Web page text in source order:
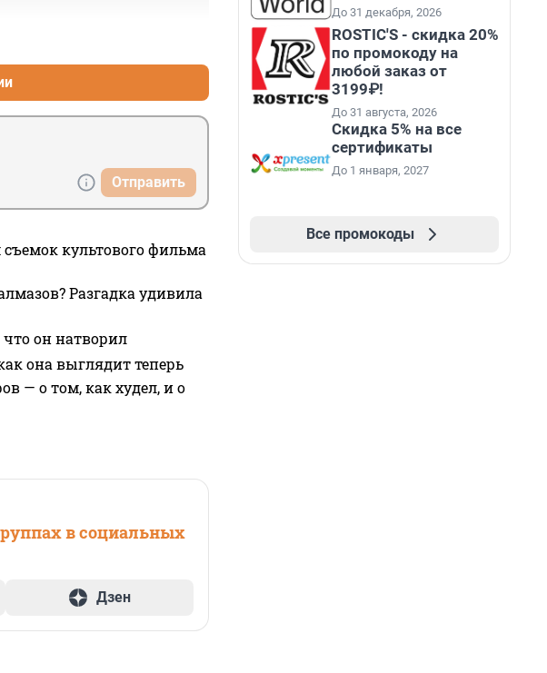
Отправить
культового фильма
Разгадка удивила
он натворил
она выглядит теперь
— о том, как худел, и о
в социальных
Дзен
До 31 декабря, 2026
ROSTIC'S - скидка 20%
по промокоду на
любой заказ от
3199₽!
До 31 августа, 2026
Скидка 5% на все
сертификаты
До 1 января, 2027
Все промокоды